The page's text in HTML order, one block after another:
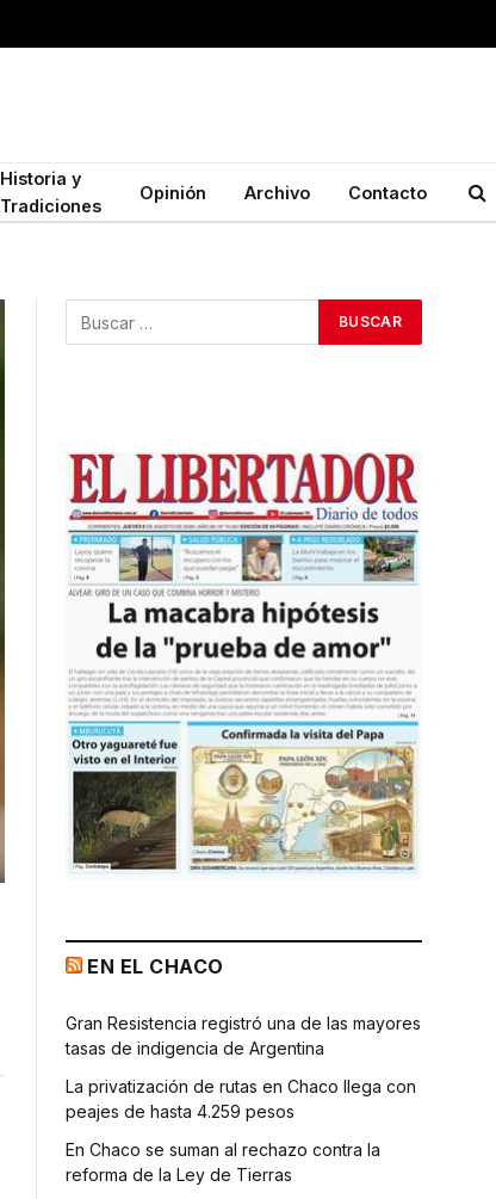
Historia y
Tradiciones
Opinión Archivo Contacto
EN EL CHACO
Gran Resistencia registró una de las mayores
tasas de indigencia de Argentina
La privatización de rutas en Chaco llega con
peajes de hasta 4.259 pesos
En Chaco se suman al rechazo contra la
reforma de la Ley de Tierras